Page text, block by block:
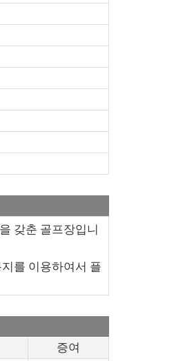
갖춘 골프장입니
를 이용하여서 플
증여